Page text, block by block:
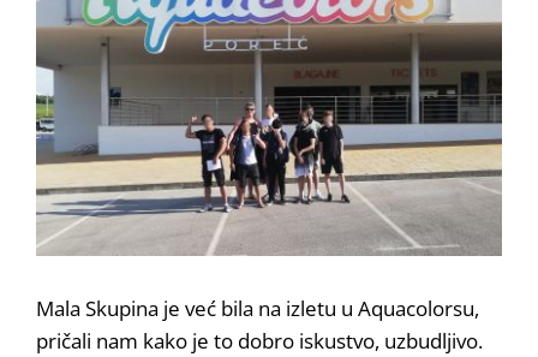
Image
Mala Skupina je već bila na izletu u Aquacolorsu,
pričali nam kako je to dobro iskustvo, uzbudljivo.